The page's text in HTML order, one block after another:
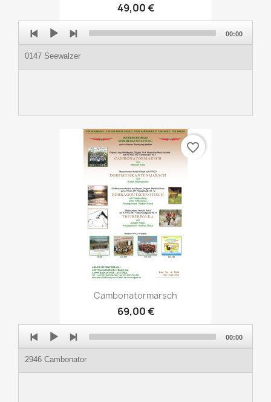
49,00 €
Player
0147 Seewalzer
00:00
Cambonatormarsch
69,00 €
favorite_border
Player
2946 Cambonator
00:00